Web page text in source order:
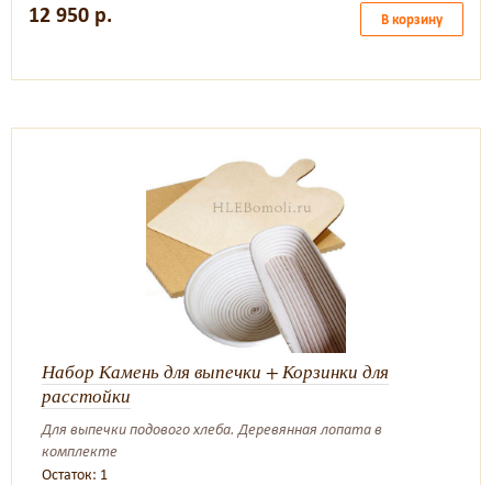
12 950 р. В корзину
Набор Камень для выпечки + Корзинки для
расстойки
Для выпечки подового хлеба. Деревянная лопата в
комплекте
Остаток: 1